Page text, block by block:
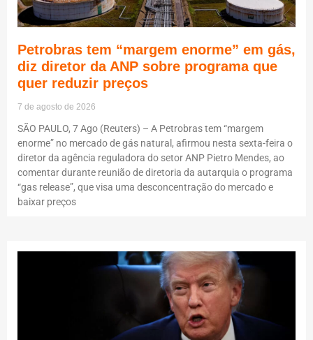
Petrobras tem “margem enorme” em gás,
diz diretor da ANP sobre programa que
quer reduzir preços
7 de agosto de 2026
SÃO PAULO, 7 Ago (Reuters) – A Petrobras tem “margem
enorme” no mercado de gás natural, afirmou nesta sexta-feira o
diretor da agência reguladora do setor ANP Pietro Mendes, ao
comentar durante reunião de diretoria da autarquia o programa
“gas release”, que visa uma desconcentração do mercado e
baixar preços